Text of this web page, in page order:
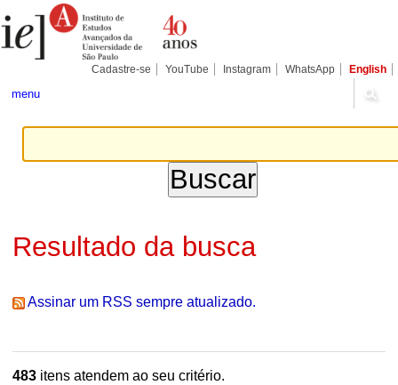
para
conteúdo.
Pessoais
Cadastre-se YouTube Instagram WhatsApp English
menu
Resultado da busca
Assinar um RSS sempre atualizado.
483itens atendem ao seu critério.